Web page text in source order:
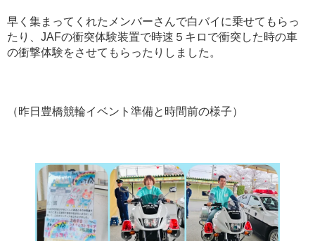
早く集まってくれたメンバーさんで白バイに乗せてもらっ
たり、JAFの衝突体験装置で時速５キロで衝突した時の車
の衝撃体験をさせてもらったりしました。
（昨日豊橋競輪イベント準備と時間前の様子）